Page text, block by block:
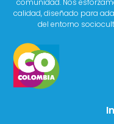
calidad, diseñado para
del entorno